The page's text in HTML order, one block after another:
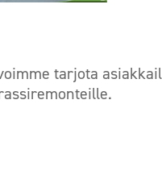
tarjota